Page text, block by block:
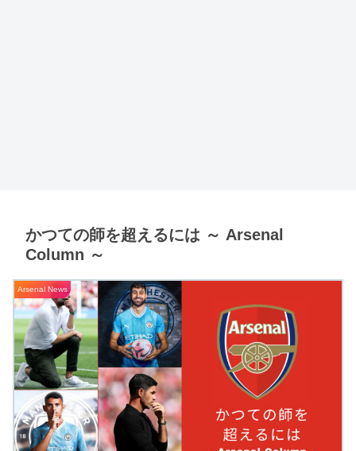
かつての師を超えるには ～ Arsenal
Column ～
Arsenal News